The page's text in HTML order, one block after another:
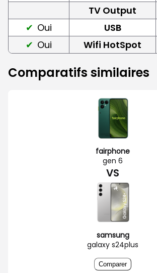
TV Output
Oui
USB
Oui
Wifi HotSpot
Comparatifs similaires
fairphone
gen 6
VS
samsung
galaxy s24plus
Comparer